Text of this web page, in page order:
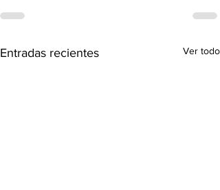
Entradas recientes Ver todo